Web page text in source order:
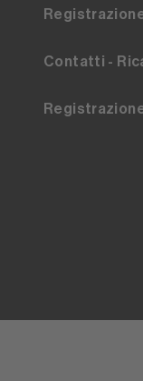
Contatti -